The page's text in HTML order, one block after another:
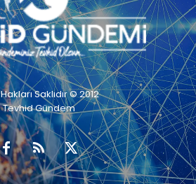
Saklıdır © 2012
Tevhid Gündem